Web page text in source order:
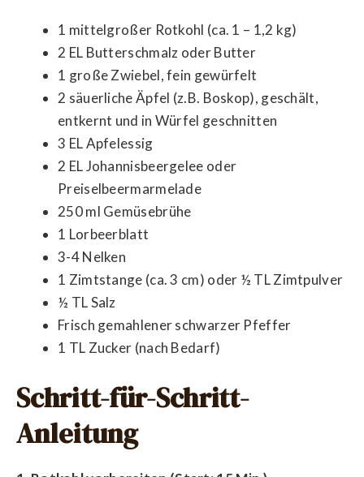
1 mittelgroßer Rotkohl (ca. 1 – 1,2 kg)
2 EL Butterschmalz oder Butter
1 große Zwiebel, fein gewürfelt
2 säuerliche Äpfel (z.B. Boskop), geschält,
entkernt und in Würfel geschnitten
3 EL Apfelessig
2 EL Johannisbeergelee oder
Preiselbeermarmelade
250 ml Gemüsebrühe
1 Lorbeerblatt
3-4 Nelken
1 Zimtstange (ca. 3 cm) oder ½ TL Zimtpulver
½ TL Salz
Frisch gemahlener schwarzer Pfeffer
1 TL Zucker (nach Bedarf)
Schritt-für-Schritt-
Anleitung